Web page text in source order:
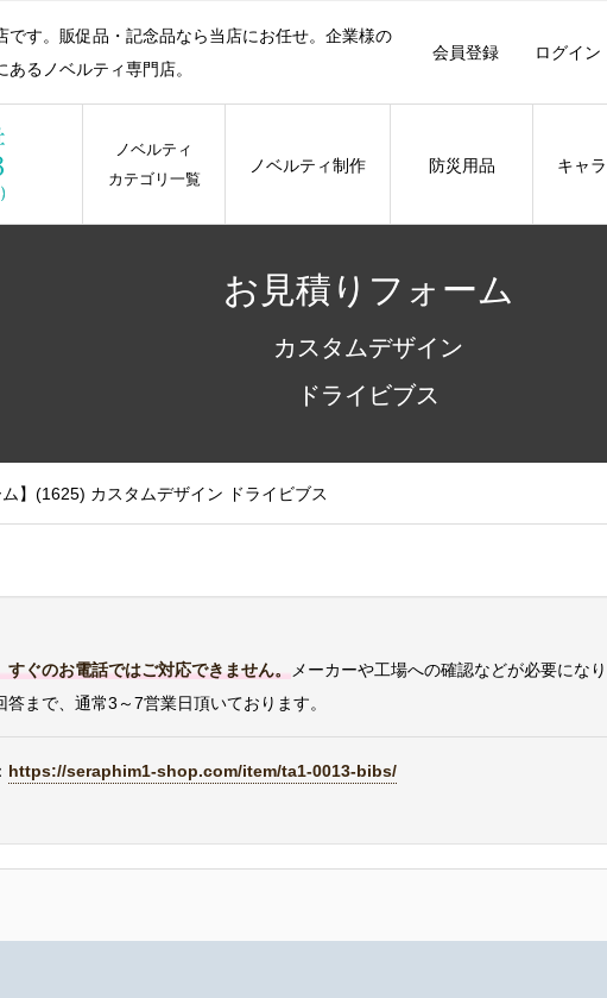
です。販促品・記念品なら当店にお任せ。企業様の
るノベルティ専門店。
会員登録 ログイン
ノベルティ
カテゴリ一覧
ノベルティ制作 防災用品 キャ
お見積りフォーム
カスタムデザイン
ドライビブス
ム】(1625) カスタムデザイン ドライビブス
ぐのお電話ではご対応できません。
メーカーや工場への確認などが必要にな
まで、通常3～7営業日頂いております。
： https://seraphim1-shop.com/item/ta1-0013-bibs/